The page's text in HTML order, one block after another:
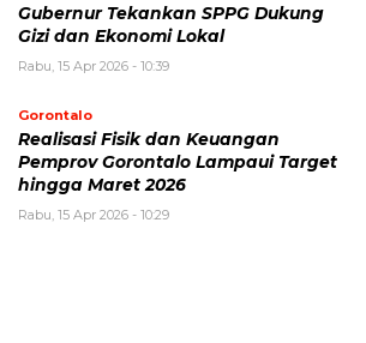
Gubernur Tekankan SPPG Dukung
Gizi dan Ekonomi Lokal
Rabu, 15 Apr 2026 - 10:39
Gorontalo
Realisasi Fisik dan Keuangan
Pemprov Gorontalo Lampaui Target
hingga Maret 2026
Rabu, 15 Apr 2026 - 10:29